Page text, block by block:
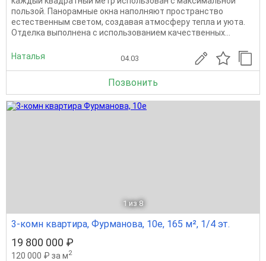
пользой. Панорамные окна наполняют пространство
естественным светом, создавая атмосферу тепла и уюта.
Отделка выполнена с использованием качественных...
Наталья 04.03
Позвонить
1 из 8
3-комн квартира, Фурманова, 10е, 165 м², 1/4 эт.
19 800 000 ₽
120 000 ₽ за м2